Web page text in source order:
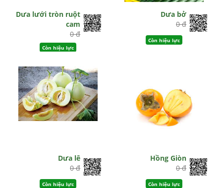
Dưa lưới tròn ruột
cam
0 đ
Còn hiệu lực
Dưa bở
0 đ
Còn hiệu lực
Dưa lê
0 đ
Còn hiệu lực
Hồng Giòn
0 đ
Còn hiệu lực